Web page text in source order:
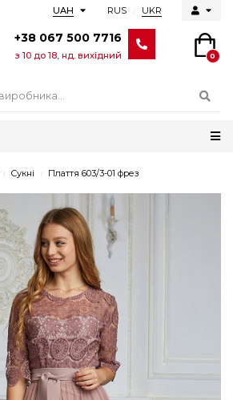
RUS UKR
UAH
+38 067 500 7716
з 10 до 18, нд. вихідний 0
Сукні Плаття 603/3-01 фрез